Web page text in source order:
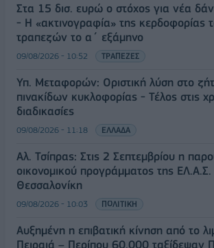
Στα 15 δισ. ευρώ ο στόχος για νέα
- Η «ακτινογραφία» της κερδοφορίας
τραπεζών το α΄ εξάμηνο
09/08/2026 - 10:52 ΤΡΑΠΕΖΕΣ
Υπ. Μεταφορών: Οριστική λύση στο
πινακίδων κυκλοφορίας - Τέλος στις
διαδικασίες
09/08/2026 - 11:18 ΕΛΛΑΔΑ
Αλ. Τσίπρας: Στις 2 Σεπτεμβρίου η
οικονομικού προγράμματος της ΕΛ.Α.Σ.
Θεσσαλονίκη
09/08/2026 - 10:03 ΠΟΛΙΤΙΚΗ
Αυξημένη η επιβατική κίνηση από το
Πειραιά – Περίπου 60.000 ταξίδεψαν